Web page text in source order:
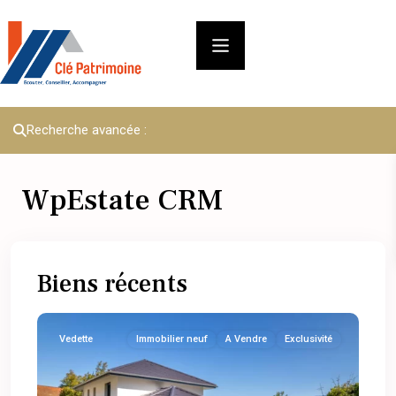
Recherche avancée :
WpEstate CRM
Biens récents
Vedette Immobilier neuf A Vendre Exclusivité